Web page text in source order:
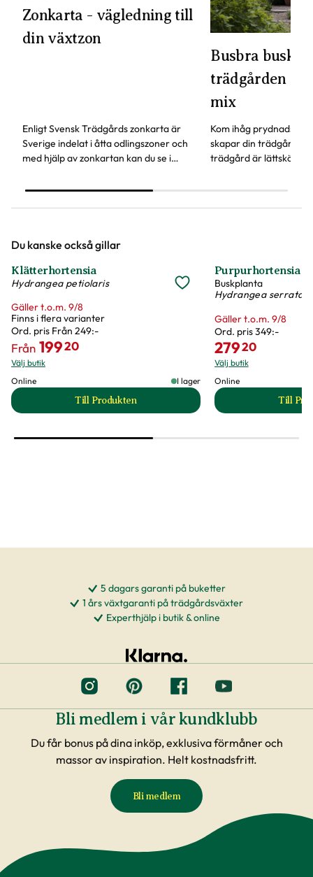
Zonkarta - vägledning till
din växtzon
Enligt Svensk Trädgårds zonkarta är
Sverige indelat i åtta odlingszoner och
med hjälp av zonkartan kan du se i
Busbra buskar
trädgården -
mix
Kom ihåg
skapar din trädgård.
trädgård är lättskötta,
marktäckare och
Du kanske också gillar
20%
Klätterhortensia
Hydrangea petiolaris
Gäller t.o.m. 9/8
Finns i flera varianter
Ord. pris Från 249:-
Från 19920
Välj butik
Online
I lager
Till Produkten
till Klätterhortensia produktsida
20%
Purpurhortensia
Buskplanta
Hydrangea serrata
Gäller t.o.m. 9/8
Ord. pris349:-
27920
Välj butik
Online
Till
5 dagars garanti på buketter
1 års växtgaranti på trädgårdsväxter
Experthjälp i butik & online
Bli medlem i vår kundklubb
Du får bonus på dina inköp, exklusiva förmåner och
massor av inspiration. Helt kostnadsfritt.
Bli medlem